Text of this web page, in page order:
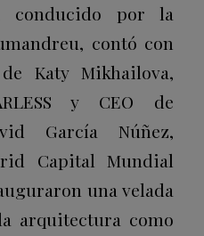
conducido por la
contó con
Katy Mikhailova,
y CEO de
García Núñez,
Capital Mundial
una velada
arquitectura como